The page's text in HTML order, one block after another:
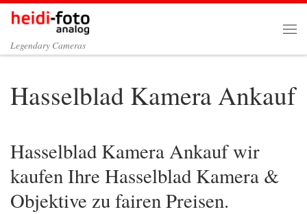
Zum Inhalt springen
Legendary Cameras
Hasselblad Kamera Ankauf
Hasselblad Kamera Ankauf wir
kaufen Ihre Hasselblad Kamera &
Objektive zu fairen Preisen.